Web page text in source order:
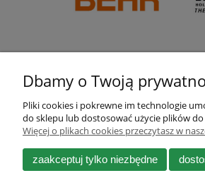
Pomoc
Zwroty i reklamacje
Dbamy o Twoją
Pliki cookies i pokrewne im technologie
do sklepu lub dostosować użycie plików
Więcej o plikach cookies przeczytasz w
zaakceptuj tylko niezbędne